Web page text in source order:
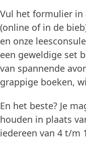
Vul het formulier in
(online of in de
en onze
een geweldige set
van spannende
grappige boeken,
En het beste? Je
houden in plaats
iedereen van 4 t/m